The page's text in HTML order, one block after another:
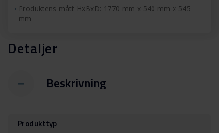
Produktens mått HxBxD: 1770 mm x 540 mm x 545
mm
Detaljer
Beskrivning
Produkttyp